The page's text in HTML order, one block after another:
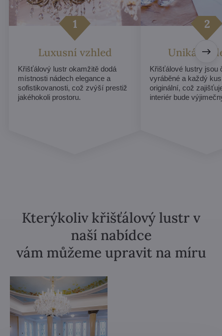
Luxusní vzhled
Křišťálový lustr okamžitě dodá
místnosti nádech elegance a
sofistikovanosti, což zvýší prestiž
jakéhokoli prostoru.
Unikátní
Křišťálové lustry jsou
vyráběné a každý
originální, což
interiér bude
Kterýkoliv křišťálový lustr v
naší nabídce
vám můžeme upravit na míru